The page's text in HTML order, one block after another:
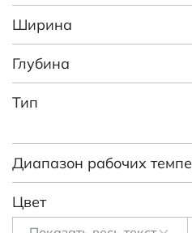
Ширина
Глубина
Тип
Диапазон рабочих
Цвет